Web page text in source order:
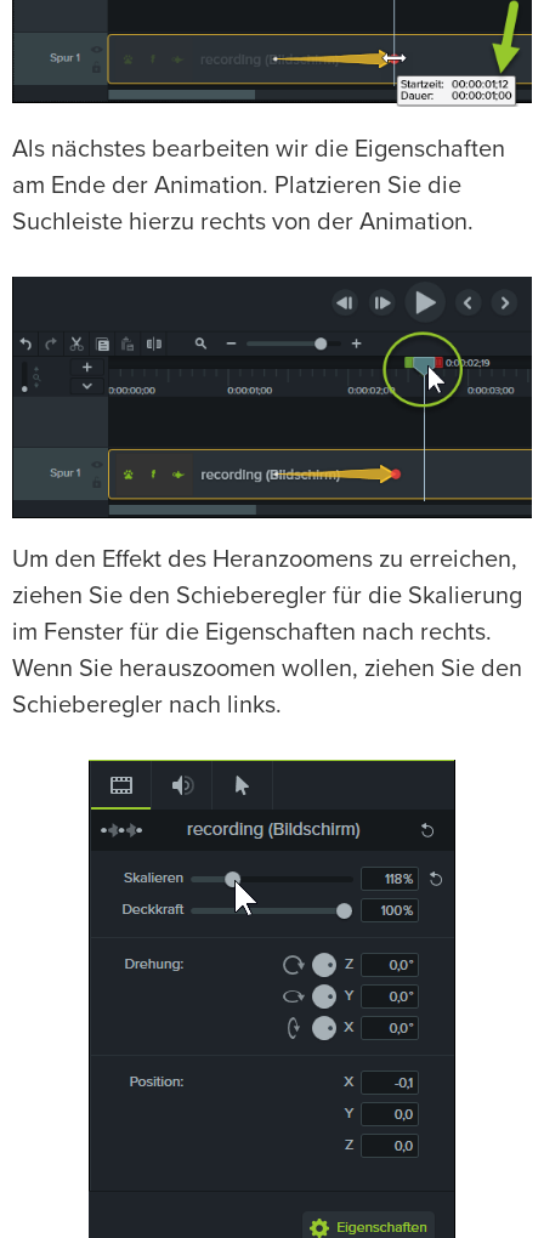
Als nächstes bearbeiten wir die Eigenschaften
am Ende der Animation. Platzieren Sie die
Suchleiste hierzu rechts von der Animation.
Um den Effekt des Heranzoomens zu erreichen,
ziehen Sie den Schieberegler für die Skalierung
im Fenster für die Eigenschaften nach rechts.
Wenn Sie herauszoomen wollen, ziehen Sie den
Schieberegler nach links.